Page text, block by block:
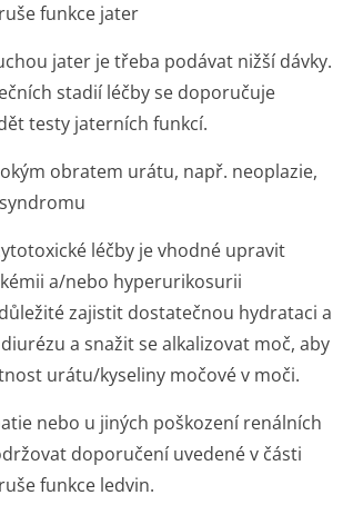
funkce jater
jater je třeba podávat nižší dávky.
stadií léčby se doporučuje
testy jaterních funkcí.
obratem urátu, např. neoplazie,
léčby je vhodné upravit
a/nebo hyperurikosurii
zajistit dostatečnou hydrataci a
a snažit se alkalizovat moč, aby
urátu/kyseliny močové v moči.
nebo u jiných poškození renálních
doporučení uvedené v části
funkce ledvin.